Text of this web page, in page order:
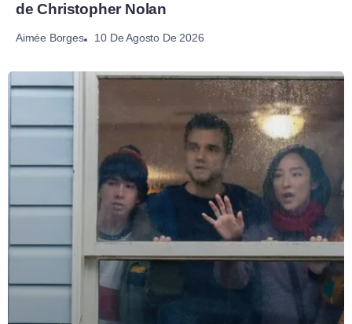
de Christopher Nolan
Aimée Borges 10 De Agosto De 2026